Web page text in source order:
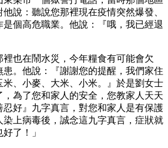
說：聽說您那裡現在疫情突然爆發、
個高危職業。他說：『哦，我已經退
也在鬧水災，今年糧食有可能會欠
。他說：『謝謝您的提醒，我們家住
、小麥、大米、小米。』於是劉女士
為了您和家人的安全，您教家人天天
好』九字真言，對您和家人是有保護
上病毒後，誠念這九字真言，症狀就
了！」